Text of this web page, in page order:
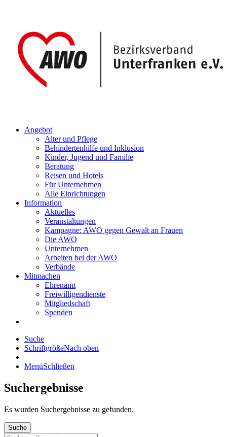
Angebot
Alter und Pflege
Behindertenhilfe und Inklusion
Kinder, Jugend und Familie
Beratung
Reisen und Hotels
Für Unternehmen
Alle Einrichtungen
Information
Aktuelles
Veranstaltungen
Kampagne: AWO gegen Gewalt an Frauen
Die AWO
Unternehmen
Arbeiten bei der AWO
Verbände
Mitmachen
Ehrenamt
Freiwilligendienste
Mitgliedschaft
Spenden
Suche
SchriftgrößeNach oben
MenüSchließen
Suchergebnisse
Es wurden Suchergebnisse zu gefunden.
Suche